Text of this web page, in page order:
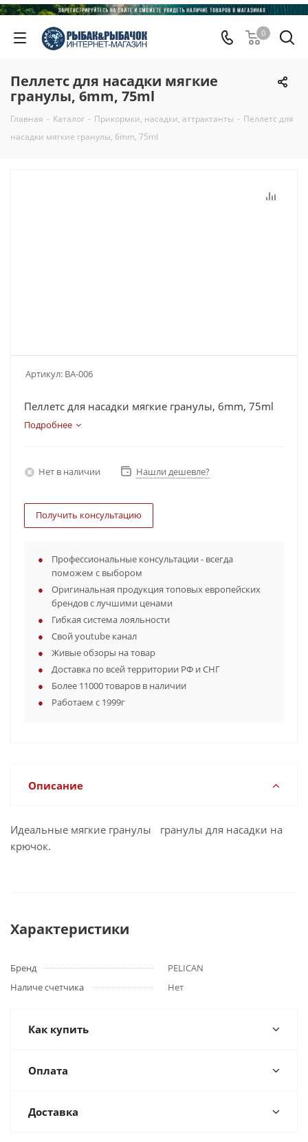
0
Пеллетс для насадки мягкие
гранулы, 6mm, 75ml
Главная - Каталог - Прикормки, насадки, аттрактанты - Пеллетс для
насадки мягкие гранулы, 6mm, 75ml
Артикул: BA-006
Пеллетс для насадки мягкие гранулы, 6mm, 75ml
Подробнее
Нет в наличии Нашли дешевле?
Получить консультацию
Профессиональные консультации - всегда
поможем с выбором
Оригинальная продукция топовых европейских
брендов с лучшими ценами
Гибкая система лояльности
Свой youtube канал
Живые обзоры на товар
Доставка по всей территории РФ и СНГ
Более 11000 товаров в наличии
Работаем с 1999г
Описание
Идеальные мягкие гранулы гранулы для насадки на
крючок.
Характеристики
Бренд
PELICAN
Наличе счетчика
Нет
Как купить
Оплата
Доставка